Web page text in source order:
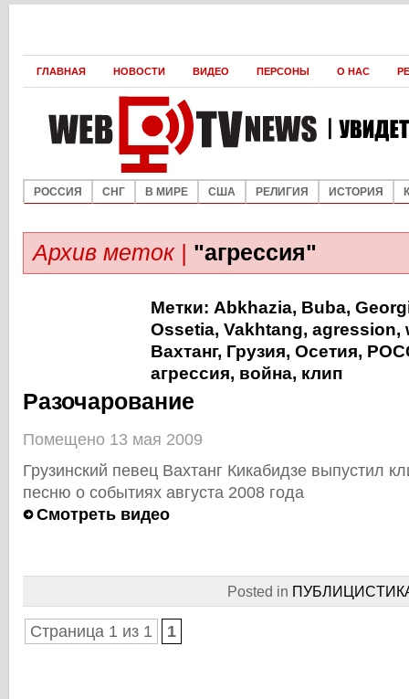
ГЛАВНАЯ НОВОСТИ ВИДЕО ПЕРСОНЫ О НАС
РОССИЯ СНГ В МИРЕ США РЕЛИГИЯ ИСТОРИЯ
Архив меток | "агрессия"
Метки: Abkhazia, Buba,
Ossetia, Vakhtang, agression,
Вахтанг, Грузия, Осетия,
агрессия, война, клип
Разочарование
Помещено 13 мая 2009
Грузинский певец Вахтанг Кикабидзе выпустил
песню о событиях августа 2008 года
Смотреть видео
Posted in
Страница 1 из 1 1